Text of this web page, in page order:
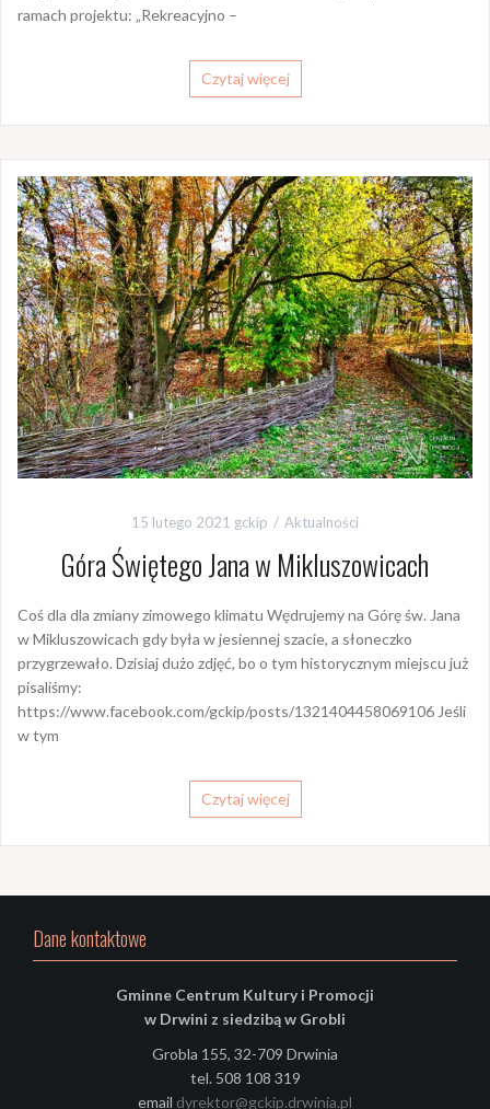
ramach projektu: „Rekreacyjno –
Czytaj więcej
15 lutego 2021 gckip Aktualności
Góra Świętego Jana w Mikluszowicach
Coś dla dla zmiany zimowego klimatu Wędrujemy na Górę św. Jana
w Mikluszowicach gdy była w jesiennej szacie, a słoneczko
przygrzewało. Dzisiaj dużo zdjęć, bo o tym historycznym miejscu już
pisaliśmy:
https://www.facebook.com/gckip/posts/1321404458069106 Jeśli
w tym
Czytaj więcej
Dane kontaktowe
Gminne Centrum Kultury i Promocji
w Drwini z siedzibą w Grobli
Grobla 155, 32-709 Drwinia
tel. 508 108 319
email dyrektor@gckip.drwinia.pl